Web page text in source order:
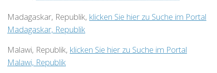
Madagaskar, Republik, klicken Sie hier zu Suche im Portal
Madagaskar, Republik
Malawi, Republik, klicken Sie hier zu Suche im Portal
Malawi, Republik